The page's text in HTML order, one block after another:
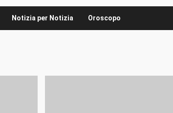
Notizia per Notizia Oroscopo